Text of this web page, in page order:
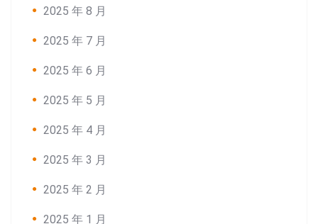
2025 年 8 月
2025 年 7 月
2025 年 6 月
2025 年 5 月
2025 年 4 月
2025 年 3 月
2025 年 2 月
2025 年 1 月